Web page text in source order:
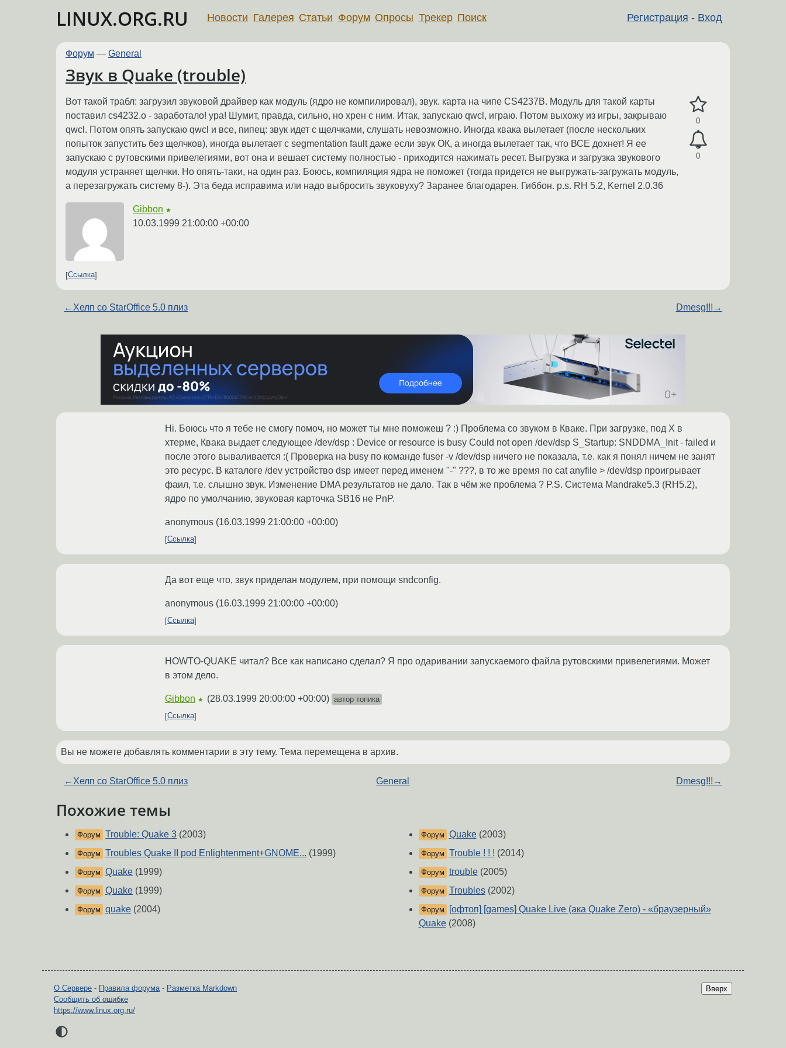
LINUX.ORG.RU Регистрация - Вход
Новости Галерея Статьи Форум Опросы Трекер Поиск
Форум — General
Звук в Quake (trouble)
0
0
Вот такой трабл: загрузил звуковой драйвер как модуль (ядро не компилировал), звук. карта на чипе CS4237B. Модуль для такой карты
поставил cs4232.o - заработало! ура! Шумит, правда, сильно, но хрен с ним. Итак, запускаю qwcl, играю. Потом выхожу из игры, закрываю
qwcl. Потом опять запускаю qwcl и все, пипец: звук идет с щелчками, слушать невозможно. Иногда квака вылетает (после нескольких
попыток запустить без щелчков), иногда вылетает с segmentation fault даже если звук ОК, а иногда вылетает так, что ВСЕ дохнет! Я ее
запускаю с рутовскими привелегиями, вот она и вешает систему полностью - приходится нажимать ресет. Выгрузка и загрузка звукового
модуля устраняет щелчки. Но опять-таки, на один раз. Боюсь, компиляция ядра не поможет (тогда придется не выгружать-загружать модуль,
а перезагружать систему 8-). Эта беда исправима или надо выбросить звуковуху? Заранее благодарен. Гиббон. p.s. RH 5.2, Kernel 2.0.36
Gibbon ★
10.03.1999 21:00:00 +00:00
Ссылка
← Хелп со StarOffice 5.0 плиз Dmesg!!! →
Hi. Боюсь что я тебе не смогу помоч, но может ты мне поможеш ? :) Проблема со звуком в Кваке. При загрузке, под Х в
хтерме, Квака выдает следующее /dev/dsp : Device or resource is busy Could not open /dev/dsp S_Startup: SNDDMA_Init - failed и
после этого вываливается :( Проверка на busy по команде fuser -v /dev/dsp ничего не показала, т.е. как я понял ничем не занят
это ресурс. В каталоге /dev устройство dsp имеет перед именем "-" ???, в то же время по cat anyfile > /dev/dsp проигрывает
фаил, т.е. слышно звук. Изменение DMA результатов не дало. Так в чём же проблема ? P.S. Система Mandrake5.3 (RH5.2),
ядро по умолчанию, звуковая карточка SB16 не PnP.
anonymous (16.03.1999 21:00:00 +00:00)
Ссылка
Да вот еще что, звук приделан модулем, при помощи sndconfig.
anonymous (16.03.1999 21:00:00 +00:00)
Ссылка
HOWTO-QUAKE читал? Все как написано сделал? Я про одаривании запускаемого файла рутовскими привелегиями. Может
в этом дело.
Gibbon ★ (28.03.1999 20:00:00 +00:00) автор топика
Ссылка
Вы не можете добавлять комментарии в эту тему. Тема перемещена в архив.
← Хелп со StarOffice 5.0 плиз General Dmesg!!! →
Похожие темы
Форум Trouble: Quake 3 (2003)
Форум Troubles Quake II pod Enlightenment+GNOME... (1999)
Форум Quake (1999)
Форум Quake (1999)
Форум quake (2004)
Форум Quake(2003)
Форум Trouble ! ! ! (2014)
Форум trouble(2005)
Форум Troubles(2002)
Форум
[офтоп] [games] Quake Live (ака Quake Zero) - «браузерный»
Quake(2008)
Вверх
О Сервере - Правила форума- Разметка Markdown
Сообщить об ошибке
https://www.linux.org.ru/